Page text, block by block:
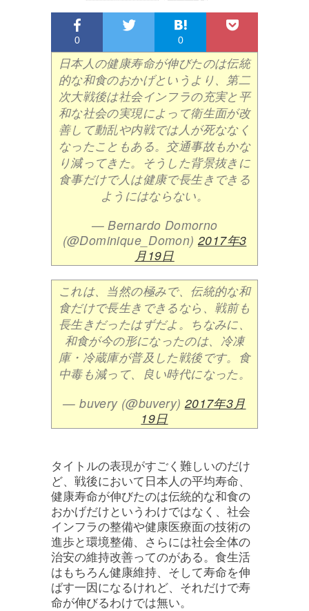
0 0
日本人の健康寿命が伸びたのは伝統
的な和食のおかげというより、第二
次大戦後は社会インフラの充実と平
和な社会の実現によって衛生面が改
善して動乱や内戦では人が死ななく
なったこともある。交通事故もかな
り減ってきた。そうした背景抜きに
食事だけで人は健康で長生きできる
ようにはならない。
— Bernardo Domorno
(@Dominique_Domon)2017年3
月19日
これは、当然の極みで、伝統的な和
食だけで長生きできるなら、戦前も
長生きだったはずだよ。ちなみに、
和食が今の形になったのは、冷凍
庫・冷蔵庫が普及した戦後です。食
中毒も減って、良い時代になった。
— buvery (@buvery) 2017年3月
19日
タイトルの表現がすごく難しいのだけ
ど、戦後において日本人の平均寿命、
健康寿命が伸びたのは伝統的な和食の
おかげだけというわけではなく、社会
インフラの整備や健康医療面の技術の
進歩と環境整備、さらには社会全体の
治安の維持改善ってのがある。食生活
はもちろん健康維持、そして寿命を伸
ばす一因になるけれど、それだけで寿
命が伸びるわけでは無い。